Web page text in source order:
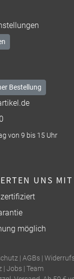
Bestellung
von 9 bis 15 Uhr
UNS
möglich
| AGBs |
| Jobs | Team